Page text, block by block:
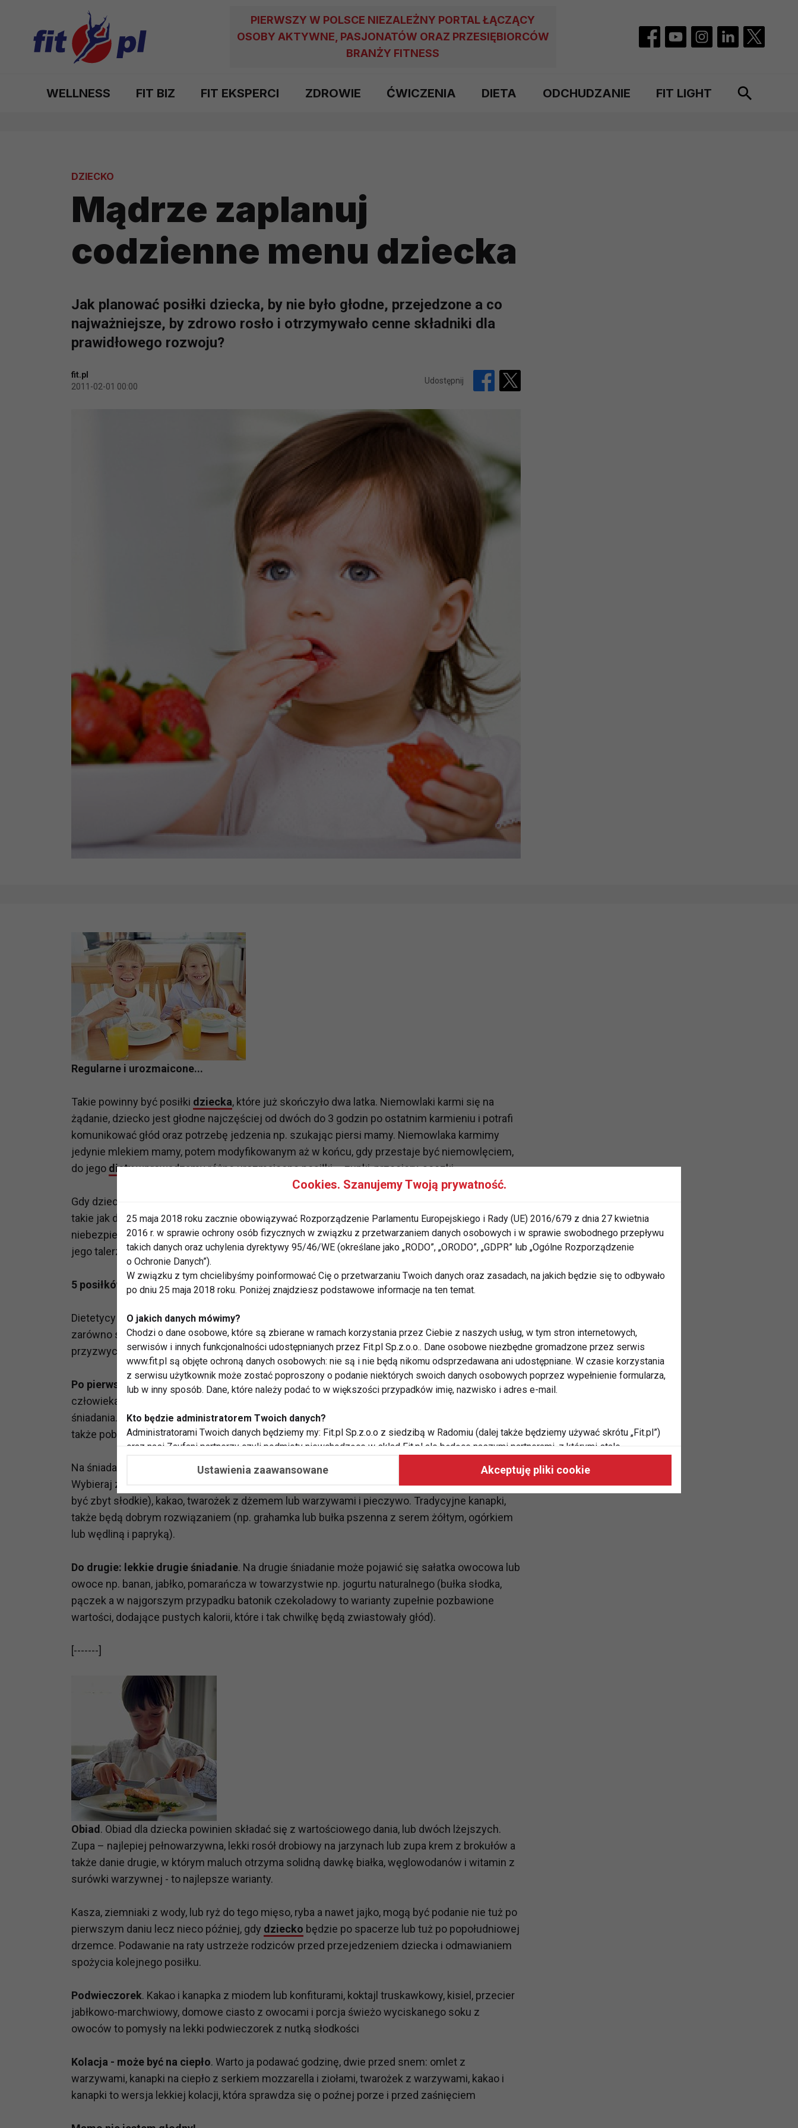
PIERWSZY W POLSCE NIEZALEŻNY PORTAL ŁĄCZĄCY
OSOBY AKTYWNE, PASJONATÓW ORAZ PRZESIĘBIORCÓW
BRANŻY FITNESS
WELLNESS FIT BIZ FIT EKSPERCI ZDROWIE ĆWICZENIA DIETA ODCHUDZANIE FIT LIGHT
DZIECKO
Mądrze zaplanuj
codzienne menu dziecka
Jak planować posiłki dziecka, by nie było głodne, przejedzone a co
najważniejsze, by zdrowo rosło i otrzymywało cenne składniki dla
prawidłowego rozwoju?
fit.pl
2011-02-01 00:00
Udostępnij
Regularne i urozmaicone...
Takie powinny być posiłki dziecka, które już skończyło dwa latka. Niemowlaki karmi się na
żądanie, dziecko jest głodne najczęściej od dwóch do 3 godzin po ostatnim karmieniu i potrafi
komunikować głód oraz potrzebę jedzenia np. szukając piersi mamy. Niemowlaka karmimy
jedynie mlekiem mamy, potem modyfikowanym aż w końcu, gdy przestaje być niemowlęciem,
do jego dietywprowadzamy różne urozmaicone posiłki – zupki, przeciery, soczki.
Gdy dziecko kończy dwa latka najczęściej ma już kilka ząbków i może spożywać pełne posiłki,
takie jak dorośli z uwzględnieniem i wyłączeniem składników koniecznych dla jego zdrowia i
niebezpiecznym na tym etapie życia. Jak często powinno jadać i co powinno znaleźć się na
jego talerzu?
5 posiłków – lepszy rozwój
Dietetycy są zgodni co do tego, że dziecko powinno jeść pięć razy dziennie. Dotyczy to
zarówno starszych dzieci, jak i maluchów, które ukończyły 1 rok życia. Im wcześniej dziecko
przyzwyczai się do pięciu posiłków, tym lepiej.
Po pierwsze: pożywne śniadanie . To oczywiście najważniejszy posiłek także dla dorosłego
człowieka, tym bardziej dziecko powinno każdego dnia rozpoczynać dzień właśnie od
śniadania. Ten pierwszy posiłek, to nie tylko źródło paliwa i glukozy na rozpoczęcie dnia, ale
także pobudzenie dla metabolizmu.
Na śniadanie dziecko powinno zatem otrzymać solidną dawkę węglowodanów a także białka.
Wybieraj zatem kaszki, płatki owsiane z mlekiem, jogurt z płatkami lub musli (płatki nie powinny
być zbyt słodkie), kakao, twarożek z dżemem lub warzywami i pieczywo. Tradycyjne kanapki,
także będą dobrym rozwiązaniem (np. grahamka lub bułka pszenna z serem żółtym, ogórkiem
lub wędliną i papryką).
Do drugie: lekkie drugie śniadanie. Na drugie śniadanie może pojawić się sałatka owocowa lub
owoce np. banan, jabłko, pomarańcza w towarzystwie np. jogurtu naturalnego (bułka słodka,
pączek a w najgorszym przypadku batonik czekoladowy to warianty zupełnie pozbawione
wartości, dodające pustych kalorii, które i tak chwilkę będą zwiastowały głód).
[-------]
Obiad . Obiad dla dziecka powinien składać się z wartościowego dania, lub dwóch lżejszych.
Zupa – najlepiej pełnowarzywna, lekki rosół drobiowy na jarzynach lub zupa krem z brokułów a
także danie drugie, w którym maluch otrzyma solidną dawkę białka, węglowodanów i witamin z
surówki warzywnej - to najlepsze warianty.
Kasza, ziemniaki z wody, lub ryż do tego mięso, ryba a nawet jajko, mogą być podanie nie tuż po
pierwszym daniu lecz nieco później, gdy dziecko będzie po spacerze lub tuż po popołudniowej
drzemce. Podawanie na raty ustrzeże rodziców przed przejedzeniem dziecka i odmawianiem
spożycia kolejnego posiłku.
Podwieczorek. Kakao i kanapka z miodem lub konfiturami, koktajl truskawkowy, kisiel, przecier
jabłkowo-marchwiowy, domowe ciasto z owocami i porcja świeżo wyciskanego soku z
owoców to pomysły na lekki podwieczorek z nutką słodkości
Kolacja - może być na ciepło. Warto ja podawać godzinę, dwie przed snem: omlet z
warzywami, kanapki na ciepło z serkiem mozzarella i ziołami, twarożek z warzywami, kakao i
kanapki to wersja lekkiej kolacji, która sprawdza się o poźnej porze i przed zaśnięciem
Cookies. Szanujemy Twoją prywatność.
25 maja 2018 roku zacznie obowiązywać Rozporządzenie Parlamentu Europejskiego i Rady (UE) 2016/679 z dnia 27 kwietnia
2016 r. w sprawie ochrony osób fizycznych w związku z przetwarzaniem danych osobowych i w sprawie swobodnego przepływu
takich danych oraz uchylenia dyrektywy 95/46/WE (określane jako „RODO”, „ORODO”, „GDPR” lub „Ogólne Rozporządzenie
o Ochronie Danych”).
W związku z tym chcielibyśmy poinformować Cię o przetwarzaniu Twoich danych oraz zasadach, na jakich będzie się to odbywało
po dniu 25 maja 2018 roku. Poniżej znajdziesz podstawowe informacje na ten temat.
O jakich danych mówimy?
Chodzi o dane osobowe, które są zbierane w ramach korzystania przez Ciebie z naszych usług, w tym stron internetowych,
serwisów i innych funkcjonalności udostępnianych przez Fit.pl Sp.z.o.o.. Dane osobowe niezbędne gromadzone przez serwis
www.fit.pl są objęte ochroną danych osobowych: nie są i nie będą nikomu odsprzedawana ani udostępniane. W czasie korzystania
z serwisu użytkownik może zostać poproszony o podanie niektórych swoich danych osobowych poprzez wypełnienie formularza,
lub w inny sposób. Dane, które należy podać to w większości przypadków imię, nazwisko i adres e-mail.
Kto będzie administratorem Twoich danych?
Administratorami Twoich danych będziemy my: Fit.pl Sp.z.o.o z siedzibą w Radomiu (dalej także będziemy używać skrótu „Fit.pl”)
oraz nasi Zaufani partnerzy czyli podmioty niewchodzące w skład Fit.pl ale będące naszymi partnerami, z którymi stale
potrzeb i zainteresowań.
Dlaczego chcemy przetwarzać Twoje dane?
Przetwarzamy te dane w celach, aby:
dopasować treści stron i ich tematykę, w tym tematykę ukazujących się tam materiałów do Twoich zainteresowań oraz do
zapewnić Ci większe bezpieczeństwo usług, w tym aby wykryć ewentualne boty, oszustwa czy nadużycia,
pokazywać Ci reklamy dopasowane do Twoich potrzeb i zainteresowań,
dokonywać pomiarów, które pozwalają nam udoskonalać nasze usługi i sprawić, że będą maksymalnie odpowiadać Twoim
potrzebom
obowiązującego prawa np. sądy lub organy ścigania – oczywiście tylko gdy wystąpią z żądaniem w oparciu o stosowną podstawę
prawną. Pragniemy też wspomnieć, że na większości stron internetowych dane o ruchu użytkowników zbierane są przez naszych
Zaufanych parterów.
Jakie masz prawa w stosunku do Twoich danych?
Masz między innymi prawo do żądania dostępu do danych, sprostowania, usunięcia lub ograniczenia ich przetwarzania. Możesz
także wycofać zgodę na przetwarzanie danych osobowych, zgłosić sprzeciw oraz skorzystać z innych praw wymienionych
szczegółowo tutaj.
Jakie są podstawy prawne przetwarzania Twoich danych?
Każde przetwarzanie Twoich danych musi być oparte na właściwej, zgodnej z obowiązującymi przepisami, podstawie prawnej.
Podstawą prawną przetwarzania Twoich danych w celu świadczenia usług, w tym dopasowywania ich do Twoich zainteresowań,
analizowania ich i udoskonalania oraz zapewniania ich bezpieczeństwa jest niezbędność do wykonania umów o ich świadczenie
(tymi umowami są zazwyczaj regulaminy lub podobne dokumenty dostępne w usługach, z których korzystasz). Taką podstawą
prawną dla pomiarów statystycznych i marketingu własnego administratorów jest tzw. uzasadniony interes administratora.
Przetwarzanie Twoich danych w celach marketingowych podmiotów trzecich będzie odbywać się na podstawie Twojej dobrowolnej
Ustawienia zaawansowane Akceptuję pliki cookie